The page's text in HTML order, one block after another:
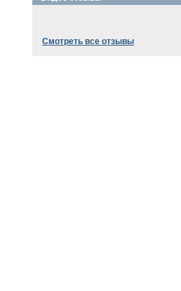
Смотреть все отзывы